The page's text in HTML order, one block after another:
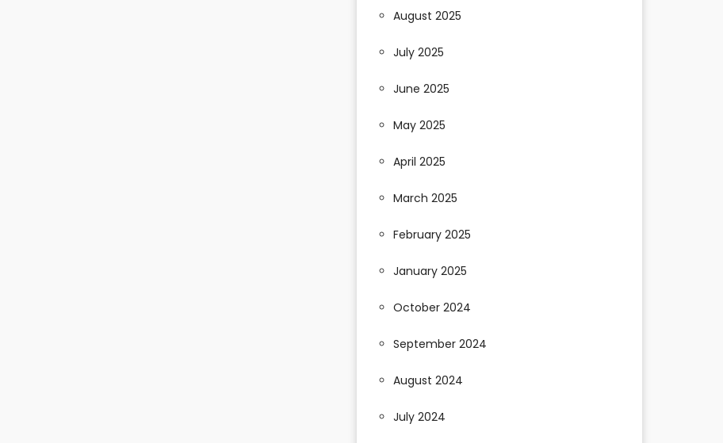
August 2025
July 2025
June 2025
May 2025
April 2025
March 2025
February 2025
January 2025
October 2024
September 2024
August 2024
July 2024